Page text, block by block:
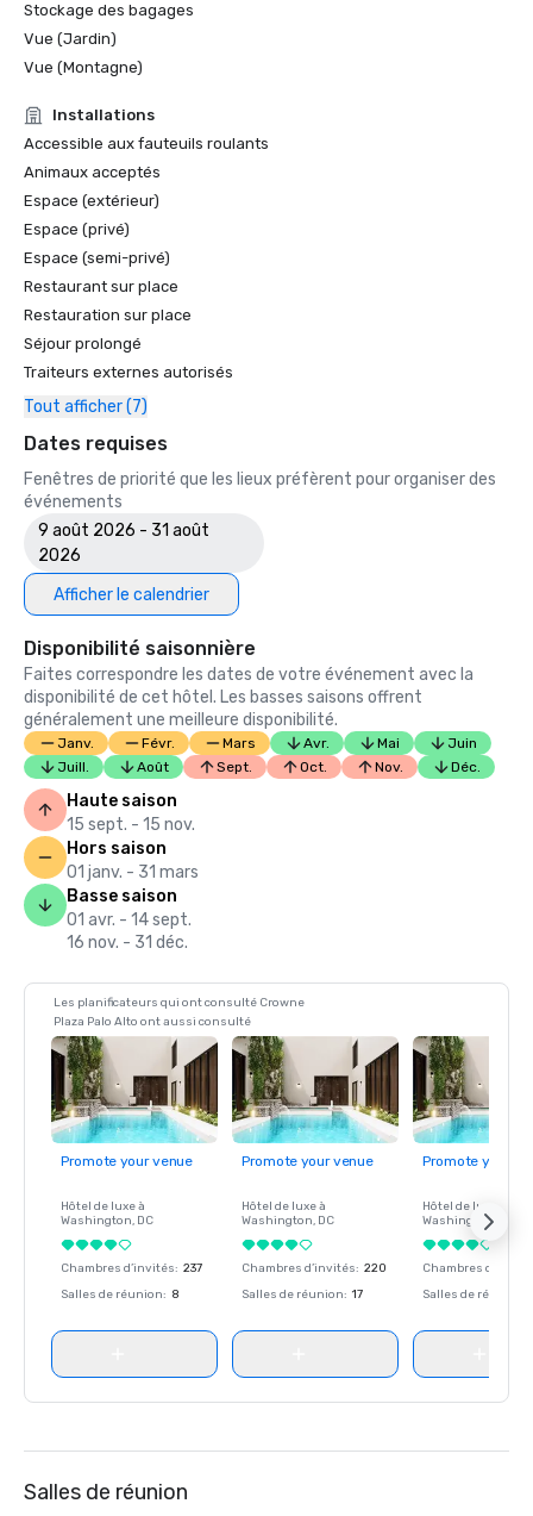
Stockage des bagages
Vue (Jardin)
Vue (Montagne)
Installations
Accessible aux fauteuils roulants
Animaux acceptés
Espace (extérieur)
Espace (privé)
Espace (semi-privé)
Restaurant sur place
Restauration sur place
Séjour prolongé
Traiteurs externes autorisés
Tout afficher (7)
Dates requises
Fenêtres de priorité que les lieux préfèrent pour organiser des
événements
9 août 2026 - 31 août
2026
Afficher le calendrier
Disponibilité saisonnière
Faites correspondre les dates de votre événement avec la
disponibilité de cet hôtel. Les basses saisons offrent
généralement une meilleure disponibilité.
Janv. Févr. Mars Avr. Mai
Juin
Juill.
Août Sept. Oct. Nov. Déc.
Haute saison
15 sept. - 15 nov.
Hors saison
01 janv. - 31 mars
Basse saison
01 avr. - 14 sept.
16 nov. - 31 déc.
Les planificateurs qui ont consulté Crowne
Plaza Palo Alto ont aussi consulté
Promote your venue
Hôtel de luxe à
Washington, DC
Chambres d’invités: 237
Salles de réunion: 8
Promote your venue
Hôtel de luxe à
Washington, DC
Chambres d’invités: 220
Salles de réunion: 17
Promote your
Hôtel de luxe à
Washington
Chambres
Salles de réunion
Salles de réunion